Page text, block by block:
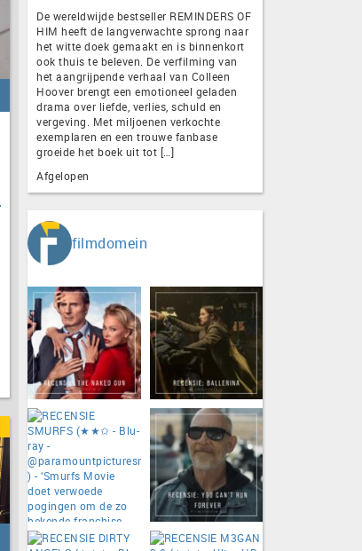
De wereldwijde bestseller REMINDERS OF
HIM heeft de langverwachte sprong naar
het witte doek gemaakt en is binnenkort
ook thuis te beleven. De verfilming van
het aangrijpende verhaal van Colleen
Hoover brengt een emotioneel geladen
drama over liefde, verlies, schuld en
vergeving. Met miljoenen verkochte
exemplaren en een trouwe fanbase
groeide het boek uit tot […]
Afgelopen
filmdomein